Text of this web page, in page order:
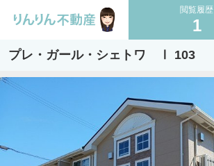
閲覧履歴
1
プレ・ガール・シェトワ Ⅰ 103